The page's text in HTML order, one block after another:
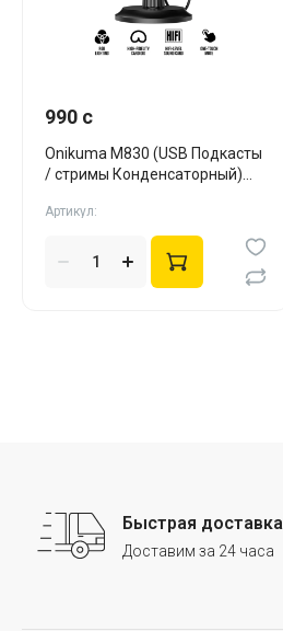
990 c
Onikuma M830 (USB Подкасты
/ стримы Конденсаторный)
Артикул:
Быстрая доставка
Доставим за 24 часа